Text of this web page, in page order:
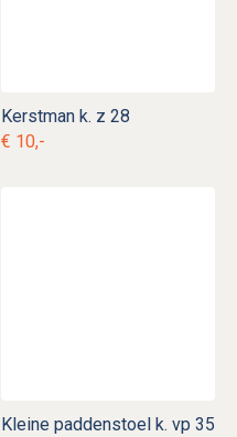
Kerstman k. z 28
€ 10,-
Kleine paddenstoel k. vp 35